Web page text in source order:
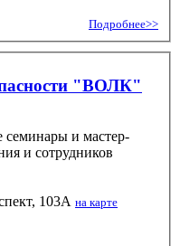
Подробнее>>
"ВОЛК"
и мастер-
и сотрудников
103А на карте